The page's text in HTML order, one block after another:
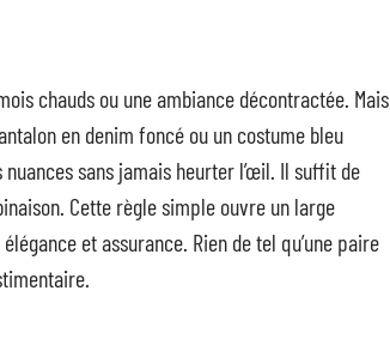
chauds ou une ambiance décontractée. Mais
en denim foncé ou un costume bleu
sans jamais heurter l’œil. Il suffit de
Cette règle simple ouvre un large
et assurance. Rien de tel qu’une paire